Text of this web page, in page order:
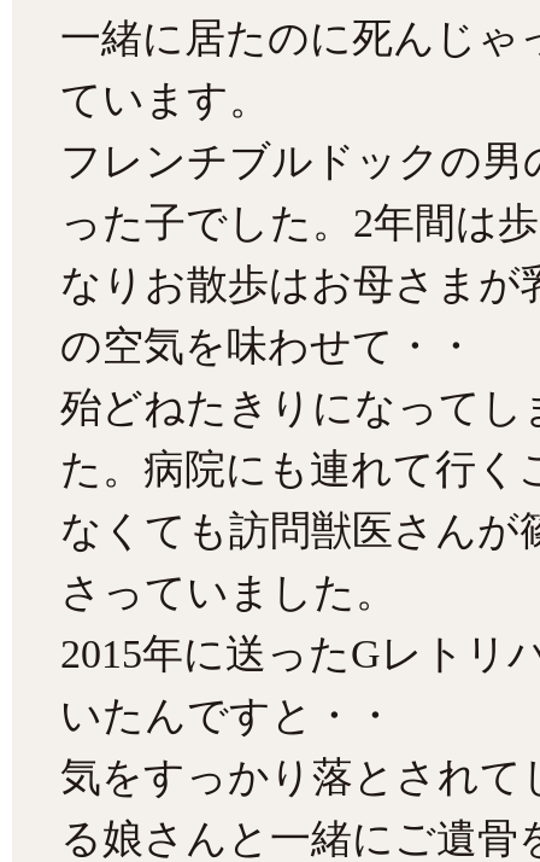
一緒に居たのに死んじゃ
ています。
フレンチブルドックの男
った子でした。2年間は
なりお散歩はお母さま
の空気を味わせて・・
殆どねたきりになって
た。病院にも連れて行く
なくても訪問獣医さん
さっていました。
2015年に送ったGレトリ
いたんですと・・
気をすっかり落とされ
る娘さんと一緒にご遺骨